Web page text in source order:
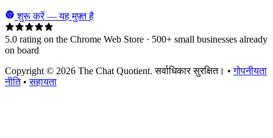
शुरू करें — यह मुफ़्त है
5.0 rating on the Chrome Web Store · 500+ small businesses already
on board
Copyright © 2026 The Chat Quotient. सर्वाधिकार सुरक्षित। •गोपनीयता
नीति•सहायता